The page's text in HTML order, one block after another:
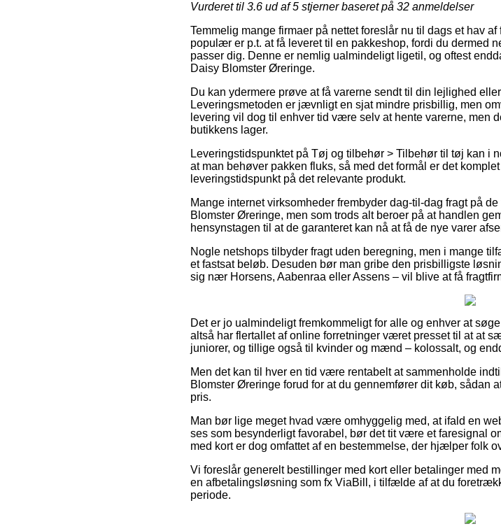
Vurderet til 3.6 ud af 5 stjerner baseret på 32 anmeldelser
Temmelig mange firmaer på nettet foreslår nu til dags et hav
populær er p.t. at få leveret til en pakkeshop, fordi du dermed
passer dig. Denne er nemlig ualmindeligt ligetil, og oftest
Daisy Blomster Øreringe.
Du kan ydermere prøve at få varerne sendt til din lejlighed
Leveringsmetoden er jævnligt en sjat mindre prisbillig, men
levering vil dog til enhver tid være selv at hente varerne, men
butikkens lager.
Leveringstidspunktet på Tøj og tilbehør > Tilbehør til tøj kan
at man behøver pakken fluks, så med det formål er det
leveringstidspunkt på det relevante produkt.
Mange internet virksomheder frembyder dag-til-dag fragt på
Blomster Øreringe, men som trods alt beroer på at handlen
hensynstagen til at de garanteret kan nå at få de nye varer
Nogle netshops tilbyder fragt uden beregning, men i mange
et fastsat beløb. Desuden bør man gribe den prisbilligste
sig nær Horsens, Aabenraa eller Assens – vil blive at få
Det er jo ualmindeligt fremkommeligt for alle og enhver at
altså har flertallet af online forretninger været presset til at at
juniorer, og tillige også til kvinder og mænd – kolossalt, og
Men det kan til hver en tid være rentabelt at sammenholde
Blomster Øreringe forud for at du gennemfører dit køb, sådan
pris.
Man bør lige meget hvad være omhyggelig med, at ifald en
ses som besynderligt favorabel, bør det tit være et faresignal
med kort er dog omfattet af en bestemmelse, der hjælper folk
Vi foreslår generelt bestillinger med kort eller betalinger med
en afbetalingsløsning som fx ViaBill, i tilfælde af at du
periode.